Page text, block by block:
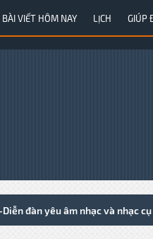
BÀI VIẾT HÔM NAY LỊCH GIÚP
đàn yêu âm nhạc và nhạc